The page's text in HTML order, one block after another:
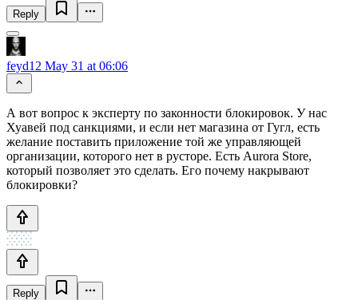
Reply
feyd12 May 31 at 06:06
А вот вопрос к эксперту по законности блокировок. У нас
Хуавей под санкциями, и если нет магазина от Гугл, есть
желание поставить приложение той же управляющей
организации, которого нет в русторе. Есть Aurora Store,
который позволяет это сделать. Его почему накрывают
блокировки?
Reply